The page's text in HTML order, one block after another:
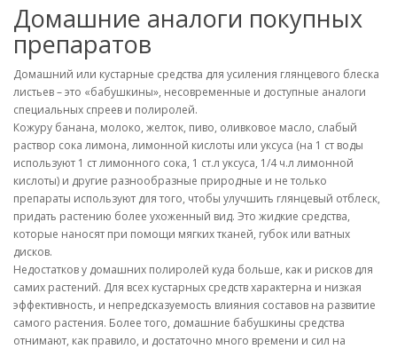
Домашние аналоги покупных
препаратов
Домашний или кустарные средства для усиления глянцевого блеска
листьев – это «бабушкины», несовременные и доступные аналоги
специальных спреев и полиролей.
Кожуру банана, молоко, желток, пиво, оливковое масло, слабый
раствор сока лимона, лимонной кислоты или уксуса (на 1 ст воды
используют 1 ст лимонного сока, 1 ст.л уксуса, 1/4 ч.л лимонной
кислоты) и другие разнообразные природные и не только
препараты используют для того, чтобы улучшить глянцевый отблеск,
придать растению более ухоженный вид. Это жидкие средства,
которые наносят при помощи мягких тканей, губок или ватных
дисков.
Недостатков у домашних полиролей куда больше, как и рисков для
самих растений. Для всех кустарных средств характерна и низкая
эффективность, и непредсказуемость влияния составов на развитие
самого растения. Более того, домашние бабушкины средства
отнимают, как правило, и достаточно много времени и сил на